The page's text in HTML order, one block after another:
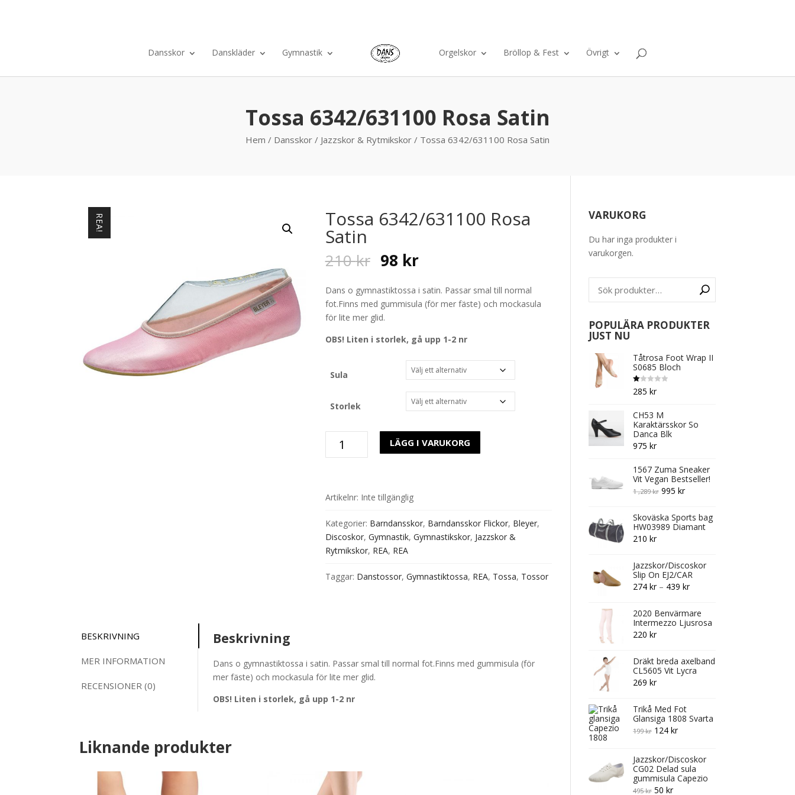
Dansskor Danskläder Gymnastik Orgelskor Bröllop & Fest Övrigt
Tossa 6342/631100 Rosa Satin
Hem / Dansskor / Jazzskor & Rytmikskor / Tossa 6342/631100 Rosa Satin
REA! Tossa 6342/631100 Rosa
Satin
210kr Original
price
was:
210 kr.
98 krCurrent
is:
98 kr.
Dans o gymnastiktossa i satin. Passar smal till normal
fot.Finns med gummisula (för mer fäste) och mockasula
för lite mer glid.
OBS! Liten i storlek, gå upp 1-2 nr
Sula
Storlek
6342/631100
mängd
LÄGG I VARUKORG
Artikelnr: Inte tillgänglig
Kategorier: Barndansskor, Barndansskor Flickor, Bleyer,
Discoskor, Gymnastik, Gymnastikskor, Jazzskor &
Rytmikskor, REA, REA
Taggar: Danstossor, Gymnastiktossa, REA, Tossa, Tossor
BESKRIVNING
MER INFORMATION
RECENSIONER (0)
Beskrivning
Dans o gymnastiktossa i satin. Passar smal till normal fot.Finns med gummisula (för
mer fäste) och mockasula för lite mer glid.
OBS! Liten i storlek, gå upp 1-2 nr
Liknande produkter
VARUKORG
Du har inga produkter i
varukorgen.
POPULÄRA PRODUKTER
JUST NU
Tåtrosa Foot Wrap II
S0685 Bloch
B
et
s
att
1.
0
av
285 kr
CH53 M
Karaktärsskor So
Danca Blk
975 kr
1567 Zuma Sneaker
Vit Vegan Bestseller!
1 ,289kr Original
was:
1
995 krCurrent
is:
995 kr.
Skoväska Sports bag
HW03989 Diamant
210 kr
Jazzskor/Discoskor
Slip On EJ2/CAR
274 kr – 439 krPrice
274 kr
through
2020 Benvärmare
Intermezzo Ljusrosa
220 kr
Dräkt breda axelband
CL5605 Vit Lycra
269 kr
Trikå Med Fot
Glansiga 1808 Svarta
199kr Original
was:
199 kr.
124 krCurrent
is:
124 kr.
Jazzskor/Discoskor
CG02 Delad sula
gummisula Capezio
495kr Original
50 krCurrent